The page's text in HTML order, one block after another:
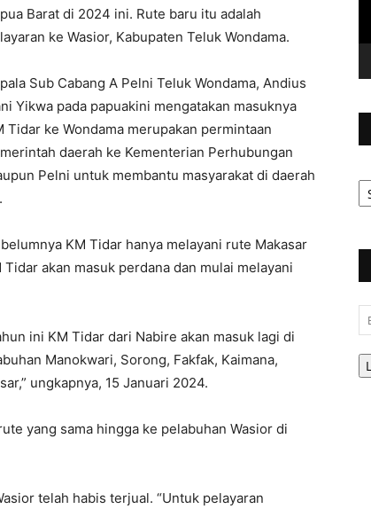
Barat di 2024 ini. Rute baru itu adalah
ke Wasior, Kabupaten Teluk Wondama.
Sub Cabang A Pelni Teluk Wondama, Andius
Yikwa pada papuakini mengatakan masuknya
Tidar ke Wondama merupakan permintaan
daerah ke Kementerian Perhubungan
Pelni untuk membantu masyarakat di daerah
KM Tidar hanya melayani rute Makasar
akan masuk perdana dan mulai melayani
ini KM Tidar dari Nabire akan masuk lagi di
Manokwari, Sorong, Fakfak, Kaimana,
ungkapnya, 15 Januari 2024.
yang sama hingga ke pelabuhan Wasior di
telah habis terjual. “Untuk pelayaran